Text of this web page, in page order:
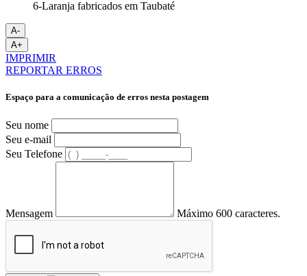
A-
A+
IMPRIMIR
REPORTAR ERROS
Espaço para a comunicação de erros nesta postagem
Seu nome
Seu e-mail
Seu Telefone
Mensagem Máximo 600 caracteres.